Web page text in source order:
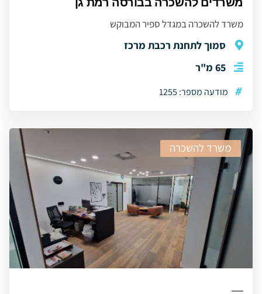
משרד להשכרה במגדל ספיר המבוקש
סמוך לתחנת רכבת מרכז
65 מ"ר
# מודעה מספר: 1255
משרד להשכרה